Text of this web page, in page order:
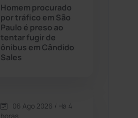
(157)
Homem procurado
por tráfico em São
Paulo é preso ao
tentar fugir de
ônibus em Cândido
Sales
06 Ago 2026 / Há 4
horas